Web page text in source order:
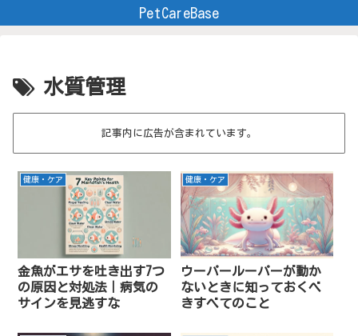
PetCareBase
水質管理
記事内に広告が含まれています。
健康・ケア
金魚がエサを吐き出す7つ
の原因と対処法｜病気の
サインを見逃すな
健康・ケア
ウーパールーパーが動か
ないときに知っておくべ
きすべてのこと